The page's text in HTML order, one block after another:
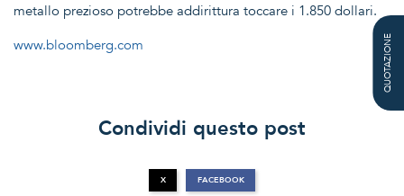
metallo prezioso potrebbe addirittura toccare i 1.850 dollari.
www.bloomberg.com
Condividi questo post
X FACEBOOK
QUOTAZIONE